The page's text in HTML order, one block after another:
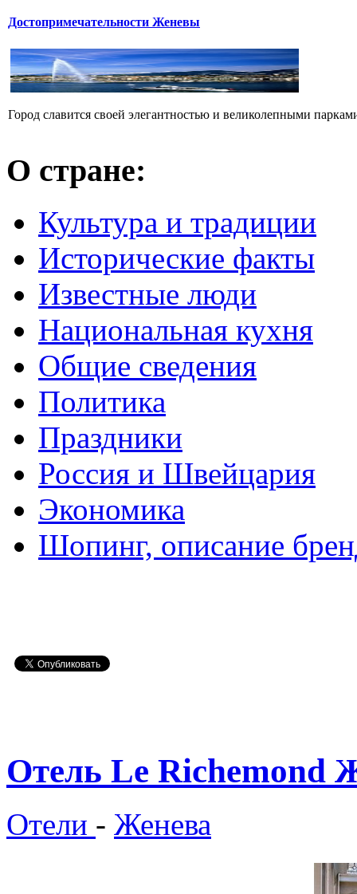
Достопримечательности Женевы
Город славится своей элегантностью и великолепными
О стране:
Культура и традиции
Исторические факты
Известные люди
Национальная кухня
Общие сведения
Политика
Праздники
Россия и Швейцария
Экономика
Шопинг, описание
Отель Le Richemond
Отели - Женева